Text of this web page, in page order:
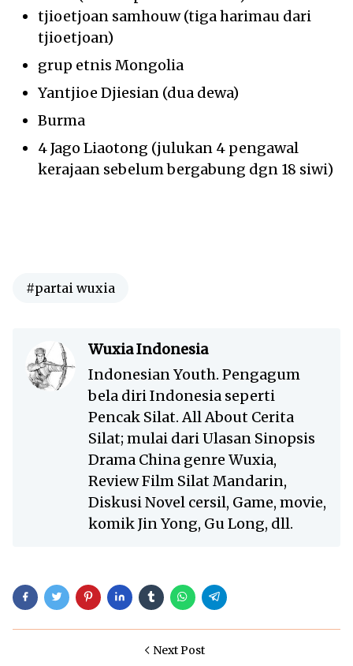
tjioetjoan samhouw (tiga harimau dari
tjioetjoan)
grup etnis Mongolia
Yantjioe Djiesian (dua dewa)
Burma
4 Jago Liaotong (julukan 4 pengawal
kerajaan sebelum bergabung dgn 18 siwi)
#partai wuxia
Wuxia Indonesia
Indonesian Youth. Pengagum
bela diri Indonesia seperti
Pencak Silat. All About Cerita
Silat; mulai dari Ulasan Sinopsis
Drama China genre Wuxia,
Review Film Silat Mandarin,
Diskusi Novel cersil, Game, movie,
komik Jin Yong, Gu Long, dll.
Next Post